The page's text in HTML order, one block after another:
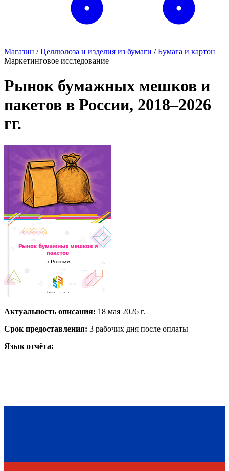
Магазин / Целлюлоза и изделия из бумаги / Бумага и картон
Маркетинговое исследование
Рынок бумажных мешков и
пакетов в России, 2018–2026
гг.
Актуальность описания: 18 мая 2026 г.
Срок предоставления: 3 рабочих дня после оплаты
Язык отчёта: